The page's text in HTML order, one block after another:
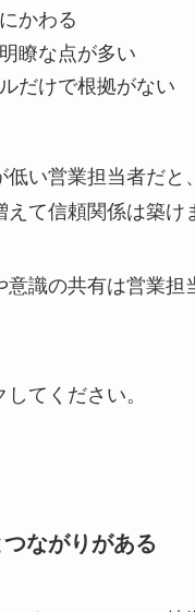
かわる
瞭な点が多い
だけで根拠がない
低い営業担当者だと
て信頼関係は築け
意識の共有は営業担
てください。
ながりがある